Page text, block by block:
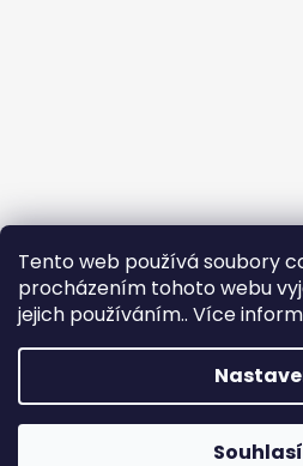
Tento web používá soubory
procházením tohoto webu
jejich používáním.. Více
Chlupáčkov.